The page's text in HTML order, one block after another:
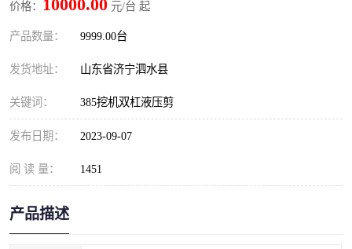
价格： 10000.00 元/台 起
产品数量： 9999.00台
发货地址： 山东省济宁泗水县
关键词： 385挖机双杠液压剪
发布日期： 2023-09-07
阅 读 量： 1451
产品描述
滚筒筛
挖掘机破碎斗